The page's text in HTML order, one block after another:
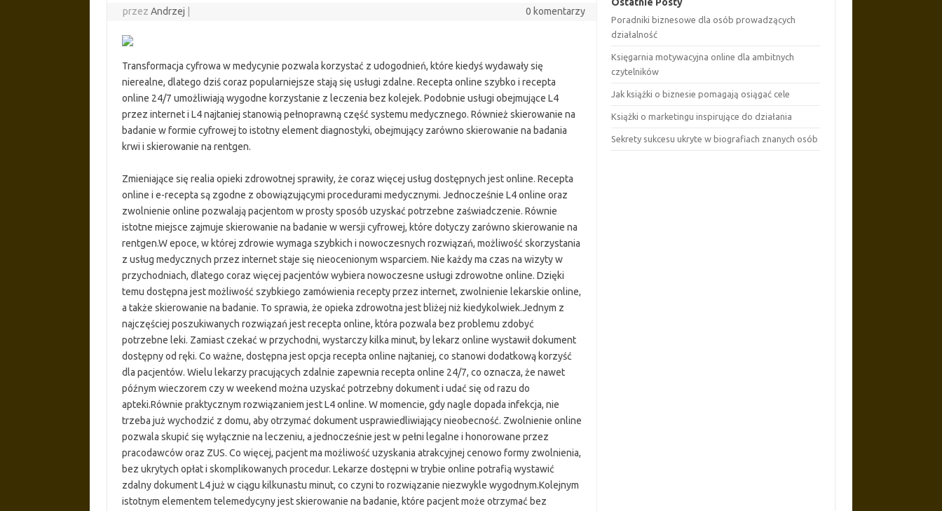
przezAndrzej 0 komentarzy
Transformacja cyfrowa w medycynie pozwala korzystać z udogodnień, które kiedyś wydawały się
nierealne, dlatego dziś coraz popularniejsze stają się usługi zdalne. Recepta online szybko i recepta
online 24/7 umożliwiają wygodne korzystanie z leczenia bez kolejek. Podobnie usługi obejmujące L4
przez internet i L4 najtaniej stanowią pełnoprawną część systemu medycznego. Również skierowanie na
badanie w formie cyfrowej to istotny element diagnostyki, obejmujący zarówno skierowanie na badania
krwi i skierowanie na rentgen.
Zmieniające się realia opieki zdrowotnej sprawiły, że coraz więcej usług dostępnych jest online. Recepta
online i e-recepta są zgodne z obowiązującymi procedurami medycznymi. Jednocześnie L4 online oraz
zwolnienie online pozwalają pacjentom w prosty sposób uzyskać potrzebne zaświadczenie. Równie
istotne miejsce zajmuje skierowanie na badanie w wersji cyfrowej, które dotyczy zarówno skierowanie na
rentgen.W epoce, w której zdrowie wymaga szybkich i nowoczesnych rozwiązań, możliwość skorzystania
z usług medycznych przez internet staje się nieocenionym wsparciem. Nie każdy ma czas na wizyty w
przychodniach, dlatego coraz więcej pacjentów wybiera nowoczesne usługi zdrowotne online. Dzięki
temu dostępna jest możliwość szybkiego zamówienia recepty przez internet, zwolnienie lekarskie online,
a także skierowanie na badanie. To sprawia, że opieka zdrowotna jest bliżej niż kiedykolwiek.Jednym z
najczęściej poszukiwanych rozwiązań jest recepta online, która pozwala bez problemu zdobyć
potrzebne leki. Zamiast czekać w przychodni, wystarczy kilka minut, by lekarz online wystawił dokument
dostępny od ręki. Co ważne, dostępna jest opcja recepta online najtaniej, co stanowi dodatkową korzyść
dla pacjentów. Wielu lekarzy pracujących zdalnie zapewnia recepta online 24/7, co oznacza, że nawet
późnym wieczorem czy w weekend można uzyskać potrzebny dokument i udać się od razu do
apteki.Równie praktycznym rozwiązaniem jest L4 online. W momencie, gdy nagle dopada infekcja, nie
trzeba już wychodzić z domu, aby otrzymać dokument usprawiedliwiający nieobecność. Zwolnienie online
pozwala skupić się wyłącznie na leczeniu, a jednocześnie jest w pełni legalne i honorowane przez
pracodawców oraz ZUS. Co więcej, pacjent ma możliwość uzyskania atrakcyjnej cenowo formy zwolnienia,
bez ukrytych opłat i skomplikowanych procedur. Lekarze dostępni w trybie online potrafią wystawić
zdalny dokument L4 już w ciągu kilkunastu minut, co czyni to rozwiązanie niezwykle wygodnym.Kolejnym
istotnym elementem telemedycyny jest skierowanie na badanie, które pacjent może otrzymać bez
Poradniki biznesowe dla osób prowadzących
działalność
Księgarnia motywacyjna online dla ambitnych
czytelników
Jak książki o biznesie pomagają osiągać cele
Książki o marketingu inspirujące do działania
Sekrety sukcesu ukryte w biografiach znanych osób